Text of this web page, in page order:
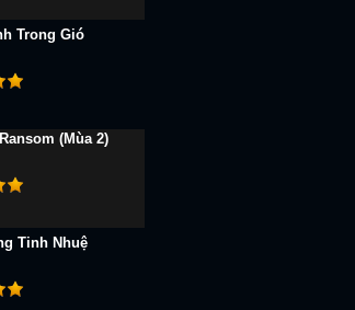
Trong Gió
(Mùa 2)
Tinh Nhuệ